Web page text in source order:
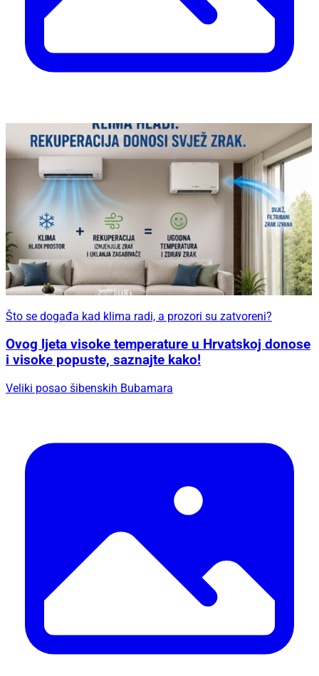
Što se događa kad klima radi, a prozori su zatvoreni?
Ovog ljeta visoke temperature u Hrvatskoj donose
i visoke popuste, saznajte kako!
Veliki posao šibenskih Bubamara